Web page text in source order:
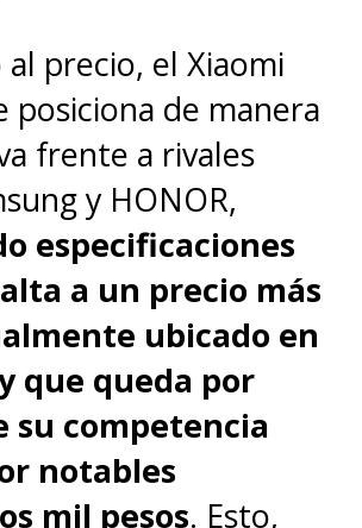
al precio, el Xiaomi
posiciona de manera
frente a rivales
y HONOR,
especificaciones
a un precio más
ubicado en
que queda por
su competencia
notables
mil pesos. Esto,